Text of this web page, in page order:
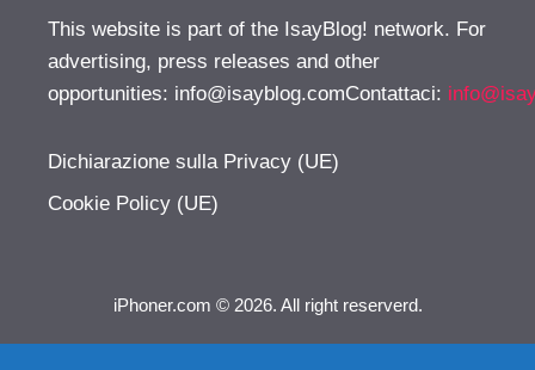
This website is part of the IsayBlog! network. For
advertising, press releases and other
opportunities: info@isayblog.comContattaci:
Dichiarazione sulla Privacy (UE)
Cookie Policy (UE)
iPhoner.com © 2026. All right reserverd.